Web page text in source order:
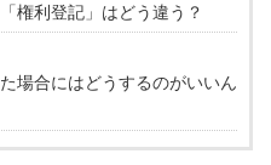
権利登記」はどう違う？
場合にはどうするのがいいん